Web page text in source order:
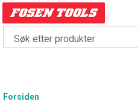
Forsiden